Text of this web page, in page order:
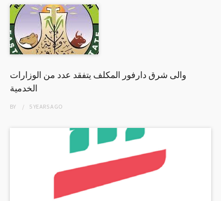
والى شرق دارفور المكلف يتفقد عدد من الوزارات
الخدمية
BY 5 YEARSAGO